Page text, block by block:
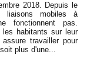
2018. Depuis le
mobiles à
fonctionnent pas.
les habitants sur leur
travailler pour
plus d'une...